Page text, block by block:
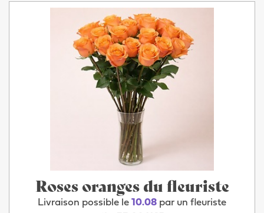
Roses oranges du fleuriste
Livraison possible le 10.08 par un fleuriste